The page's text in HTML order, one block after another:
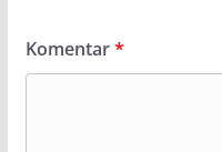
Komentar*